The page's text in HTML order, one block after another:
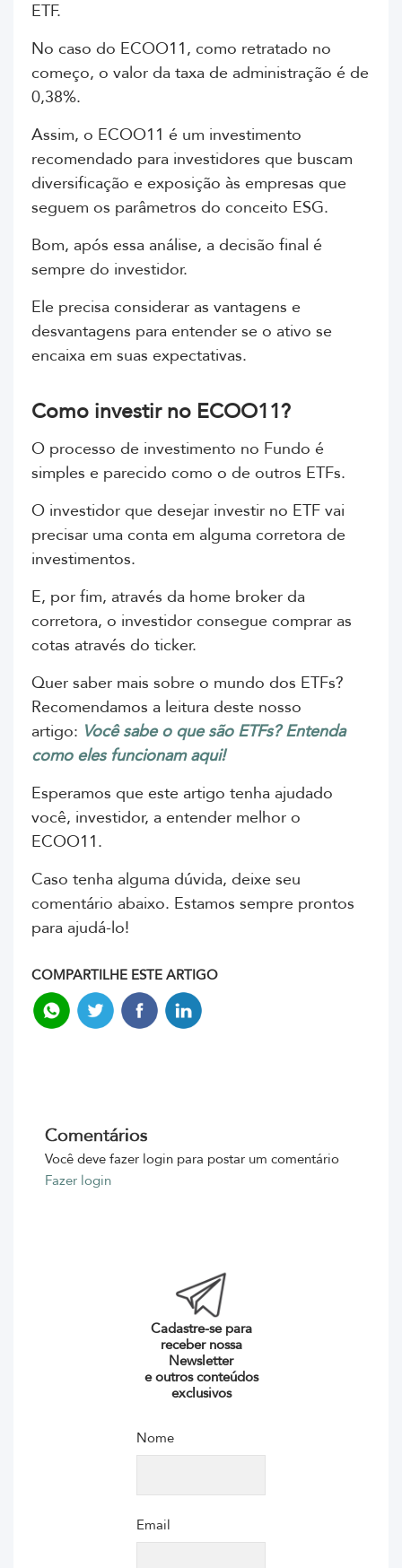
ETF.
No caso do ECOO11, como retratado no
começo, o valor da taxa de administração é de
0,38%.
Assim, o ECOO11 é um investimento
recomendado para investidores que buscam
diversificação e exposição às empresas que
seguem os parâmetros do conceito ESG.
Bom, após essa análise, a decisão final é
sempre do investidor.
Ele precisa considerar as vantagens e
desvantagens para entender se o ativo se
encaixa em suas expectativas.
Como investir no ECOO11?
O processo de investimento no Fundo é
simples e parecido como o de outros ETFs.
O investidor que desejar investir no ETF vai
precisar uma conta em alguma corretora de
investimentos.
E, por fim, através da home broker da
corretora, o investidor consegue comprar as
cotas através do ticker.
Quer saber mais sobre o mundo dos ETFs?
Recomendamos a leitura deste nosso
artigo: Você sabe o que são ETFs? Entenda
como eles funcionam aqui!
Esperamos que este artigo tenha ajudado
você, investidor, a entender melhor o
ECOO11.
Caso tenha alguma dúvida, deixe seu
comentário abaixo. Estamos sempre prontos
para ajudá-lo!
COMPARTILHE ESTE ARTIGO
Comentários
Você deve fazer login para postar um comentário
Fazer login
Cadastre-se para
receber nossa
Newsletter
e outros conteúdos
exclusivos
Nome
Email